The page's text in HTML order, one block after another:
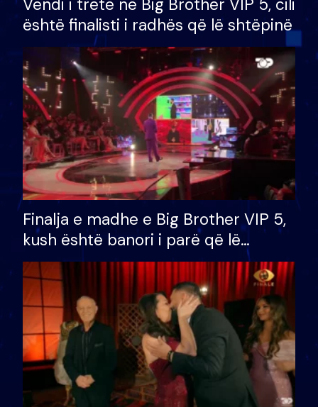
Vendi i tretë në Big Brother VIP 5, cili
është finalisti i radhës që lë shtëpinë
Finalja e madhe e Big Brother VIP 5,
kush është banori i parë që lë
shtëpinë dhe humb mundësinë për
të fituar çmimin e madh